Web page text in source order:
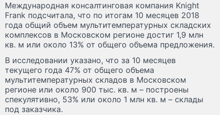
Международная консалтинговая компания Knight
Frank подсчитала, что по итогам 10 месяцев 2018
года общий объем мультитемпературных складских
комплексов в Московском регионе достиг 1,9 млн
кв. м или около 13% от общего объема предложения.
В исследовании указано, что за 10 месяцев
текущего года 47% от общего объема
мультитемпературных складов в Московском
регионе или около 900 тыс. кв. м – построены
спекулятивно, 53% или около 1 млн кв. м – склады
под заказчика.